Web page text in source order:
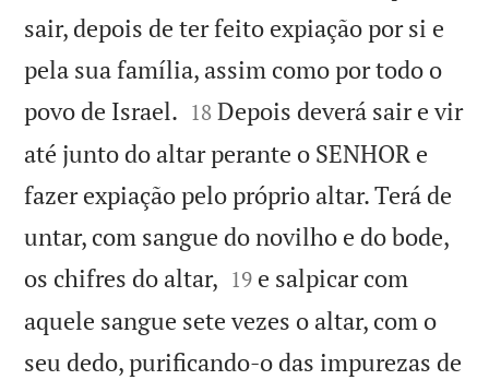
sair, depois de ter feito expiação por si e
pela sua família, assim como por todo o
povo de Israel. 

18 Depois deverá sair e vir
até junto do altar perante o SENHOR e
fazer expiação pelo próprio altar. Terá de
untar, com sangue do novilho e do bode,
os chifres do altar, 

19 e salpicar com
aquele sangue sete vezes o altar, com o
seu dedo, purificando-o das impurezas de